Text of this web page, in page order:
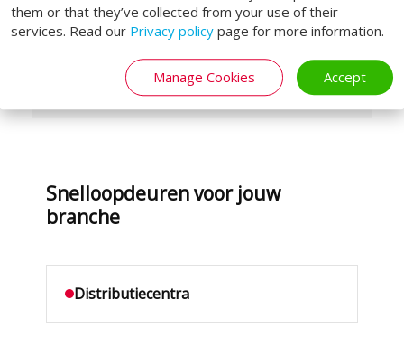
them or that they’ve collected from your use of their
services. Read our Privacy policy page for more information.
Manage Cookies Accept
luchtlekkage
Windbestendige varianten voor
buitengebruik
Snelloopdeuren voor jouw
branche
Distributiecentra